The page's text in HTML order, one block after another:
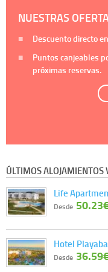
NUESTRAS
Descuento directo
Puntos canjeables
próximas reservas.
ÚLTIMOS ALOJAMIENTOS
Life
Desde
Hotel
Desde